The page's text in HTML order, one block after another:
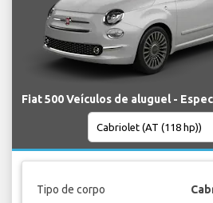
Fiat 500 Veículos de aluguel -
Tipo de corpo